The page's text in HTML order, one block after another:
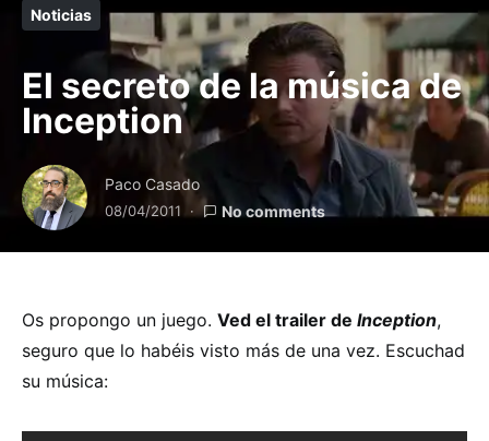
Noticias
El secreto de la música de
Inception
Paco Casado
08/04/2011 No comments
Os propongo un juego. Ved el trailer de Inception,
seguro que lo habéis visto más de una vez. Escuchad
su música: